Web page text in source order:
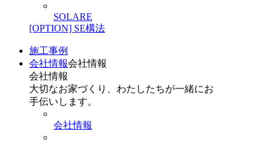
SOLARE
[OPTION] SE構法
施工事例
会社情報会社情報
会社情報
大切なお家づくり、わたしたちが一緒にお
手伝いします。
会社情報